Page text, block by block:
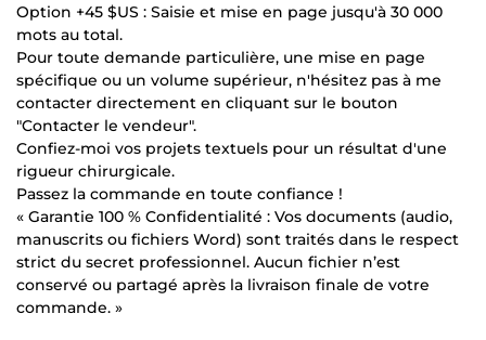
Option +45 $US : Saisie et mise en page jusqu'à 30 000
mots au total.
Pour toute demande particulière, une mise en page
spécifique ou un volume supérieur, n'hésitez pas à me
contacter directement en cliquant sur le bouton
"Contacter le vendeur".
Confiez-moi vos projets textuels pour un résultat d'une
rigueur chirurgicale.
Passez la commande en toute confiance !
« Garantie 100 % Confidentialité : Vos documents (audio,
manuscrits ou fichiers Word) sont traités dans le respect
strict du secret professionnel. Aucun fichier n’est
conservé ou partagé après la livraison finale de votre
commande. »